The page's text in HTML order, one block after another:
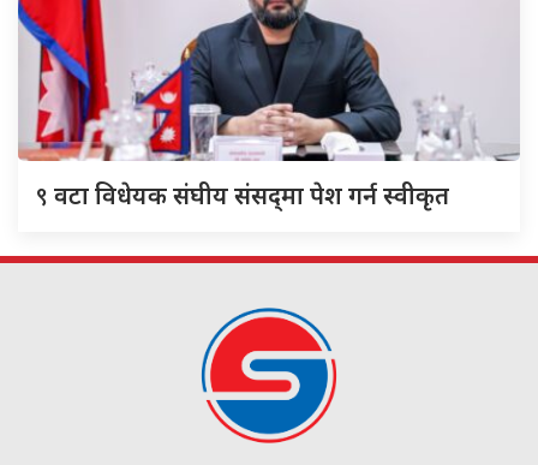
९ वटा विधेयक संघीय संसद्‌मा पेश गर्न स्वीकृत